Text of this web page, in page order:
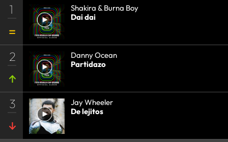
1
Shakira & Burna Boy
Dai dai
2
Danny Ocean
Partidazo
3
Jay Wheeler
De lejitos